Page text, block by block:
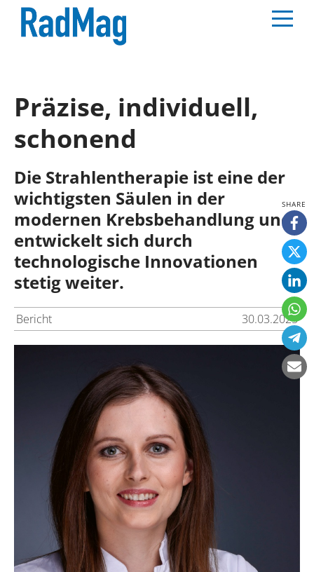
Präzise, individuell,
schonend
Die Strahlentherapie ist eine der
wichtigsten Säulen in der
modernen Krebsbehandlung und
entwickelt sich durch
technologische Innovationen
stetig weiter.
Bericht 30.03.2025